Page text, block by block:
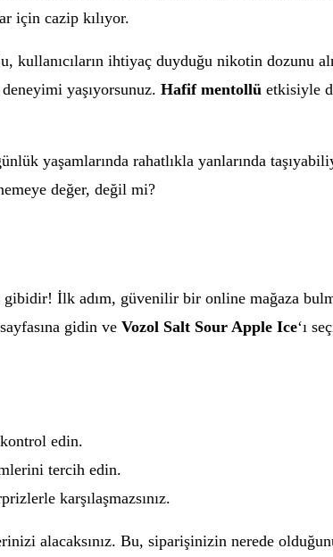
için cazip kılıyor.
kullanıcıların ihtiyaç duyduğu nikotin dozunu
yaşıyorsunuz. Hafif mentollü etkisiyle
yaşamlarında rahatlıkla yanlarında
değer, değil mi?
İlk adım, güvenilir bir online mağaza
gidin ve Vozol Salt Sour Apple Ice‘ı
edin.
tercih edin.
karşılaşmazsınız.
alacaksınız. Bu, siparişinizin nerede